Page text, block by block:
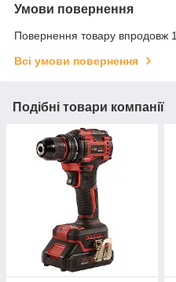
Умови повернення
Повернення товару впродовж
Всі умови повернення
Подібні товари компанії